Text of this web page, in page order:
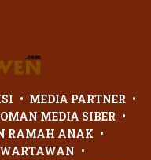
MEDIA PARTNER
MEDIA SIBER
RAMAH ANAK